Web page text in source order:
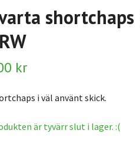
kr
i väl använt skick.
är tyvärr slut i lager. :(